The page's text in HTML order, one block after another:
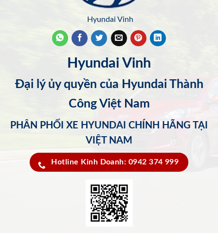
Hyundai Vinh
Hyundai Vinh
Đại lý ủy quyền của Hyundai Thành
Công Việt Nam
PHÂN PHỐI XE HYUNDAI CHÍNH HÃNG TẠI
VIỆT NAM
Hotline Kinh Doanh: 0942 374 999